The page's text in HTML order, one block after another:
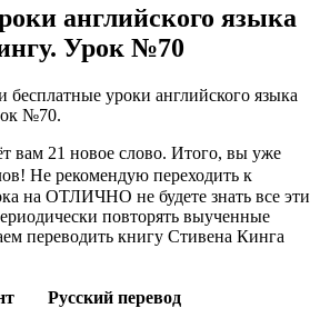
английского языка
Урок №70
бесплатные уроки английского языка
№70.
вам 21 новое слово. Итого, вы уже
Не рекомендую переходить к
на ОТЛИЧНО не будете знать все эти
повторять выученные
переводить книгу Стивена Кинга
Русский перевод